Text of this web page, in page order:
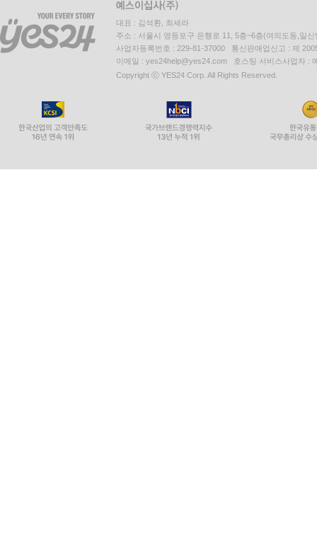
대표 : 김석환, 최세라
주소 : 서울시 영등포구 은행로 11, 5층~6층(여의도동,일신
사업자등록번호 : 229-81-37000 통신판매업신고 : 제
이메일 : yes24help@yes24.com 호스팅 서비스사업자 :
Copyright ⓒ YES24 Corp. All Rights Reserved.